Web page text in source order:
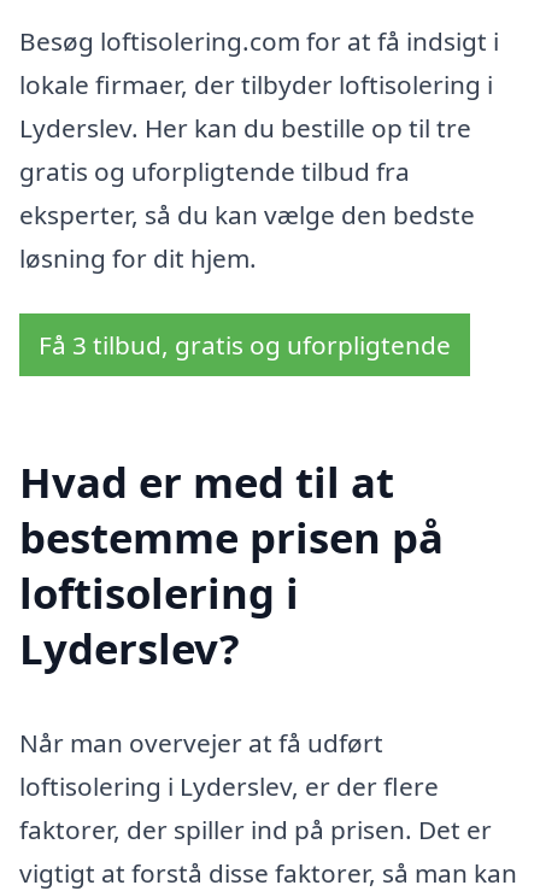
Besøg loftisolering.com for at få indsigt i
lokale firmaer, der tilbyder loftisolering i
Lyderslev. Her kan du bestille op til tre
gratis og uforpligtende tilbud fra
eksperter, så du kan vælge den bedste
løsning for dit hjem.
Få 3 tilbud, gratis og uforpligtende
Hvad er med til at
bestemme prisen på
loftisolering i
Lyderslev?
Når man overvejer at få udført
loftisolering i Lyderslev, er der flere
faktorer, der spiller ind på prisen. Det er
vigtigt at forstå disse faktorer, så man kan